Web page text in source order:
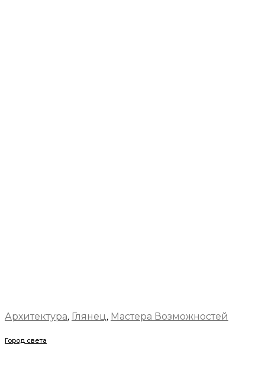
Архитектура, Глянец, Мастера Возможностей
Город света